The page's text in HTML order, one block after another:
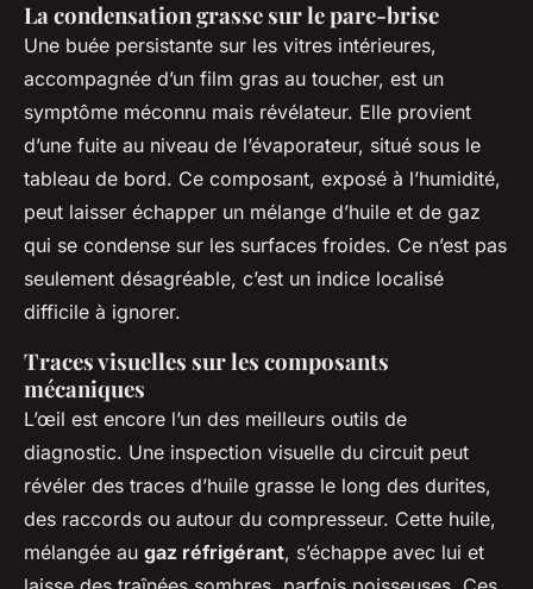
La condensation grasse sur le pare-brise
Une buée persistante sur les vitres intérieures,
accompagnée d’un film gras au toucher, est un
symptôme méconnu mais révélateur. Elle provient
d’une fuite au niveau de l’évaporateur, situé sous le
tableau de bord. Ce composant, exposé à l’humidité,
peut laisser échapper un mélange d’huile et de gaz
qui se condense sur les surfaces froides. Ce n’est pas
seulement désagréable, c’est un indice localisé
difficile à ignorer.
Traces visuelles sur les composants
mécaniques
L’œil est encore l’un des meilleurs outils de
diagnostic. Une inspection visuelle du circuit peut
révéler des traces d’huile grasse le long des durites,
des raccords ou autour du compresseur. Cette huile,
mélangée au gaz réfrigérant, s’échappe avec lui et